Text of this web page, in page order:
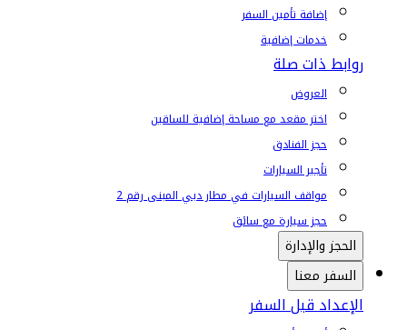
إضافة تأمين السفر
خدمات إضافية
روابط ذات صلة
العروض
اختر مقعد مع مساحة إضافية للساقين
حجز الفنادق
تأجير السيارات
مواقف السيارات في مطار دبي المبنى رقم 2
حجز سيارة مع سائق
الحجز والإدارة
السفر معنا
الإعداد قبل السفر